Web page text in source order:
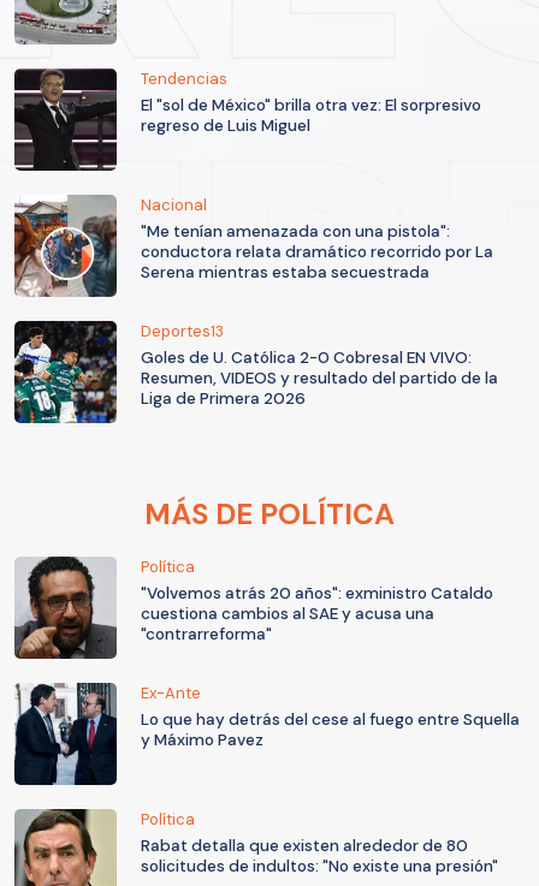
Tendencias
El "sol de México" brilla otra vez: El sorpresivo
regreso de Luis Miguel
Nacional
"Me tenían amenazada con una pistola":
conductora relata dramático recorrido por La
Serena mientras estaba secuestrada
Deportes13
Goles de U. Católica 2-0 Cobresal EN VIVO:
Resumen, VIDEOS y resultado del partido de la
Liga de Primera 2026
MÁS DE POLÍTICA
Política
"Volvemos atrás 20 años": exministro Cataldo
cuestiona cambios al SAE y acusa una
"contrarreforma"
Ex-Ante
Lo que hay detrás del cese al fuego entre Squella
y Máximo Pavez
Política
Rabat detalla que existen alrededor de 80
solicitudes de indultos: "No existe una presión"